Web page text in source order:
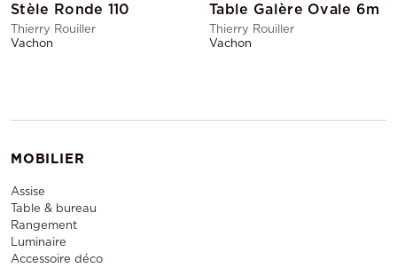
Stèle Ronde 110
Thierry Rouiller
Vachon
Table Galère Ovale 6m
Thierry Rouiller
Vachon
MOBILIER
Assise
Table & bureau
Rangement
Luminaire
Accessoire déco